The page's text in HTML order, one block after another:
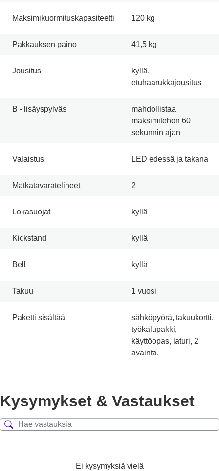
Maksimikuormituskapasiteetti 120 kg
Pakkauksen paino 41,5 kg
Jousitus
kyllä,
etuhaarukkajousitus
B - lisäyspylväs
mahdollistaa
maksimitehon 60
sekunnin ajan
Valaistus LED edessä ja takana
Matkatavaratelineet 2
Lokasuojat kyllä
Kickstand kyllä
Bell kyllä
Takuu 1 vuosi
Paketti sisältää
sähköpyörä, takuukortti,
työkalupakki,
käyttöopas, laturi, 2
avainta.
Kysymykset & Vastaukset
Ei kysymyksiä vielä